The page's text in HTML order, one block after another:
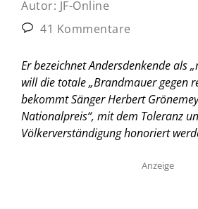
Autor: JF-Online
41 Kommentare
Er bezeichnet Andersdenkende als
will die totale „Brandmauer gegen
bekommt Sänger Herbert
Nationalpreis“, mit dem Toleranz
Völkerverständigung honoriert
Anzeige